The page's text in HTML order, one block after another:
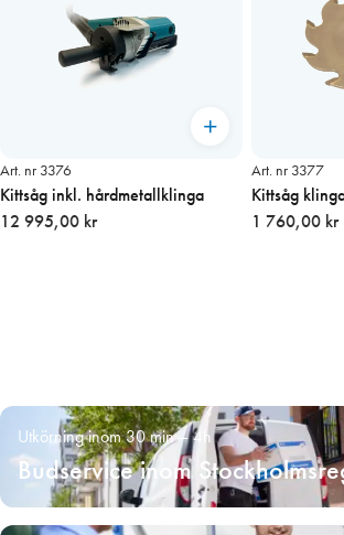
Art. nr 3376
Kittsåg inkl. hårdmetallklinga
12 995,00 kr
Art. nr 3377
Kittsåg
1 760,00 kr
Utkörning inom 30 min – 4h
Budservice inom